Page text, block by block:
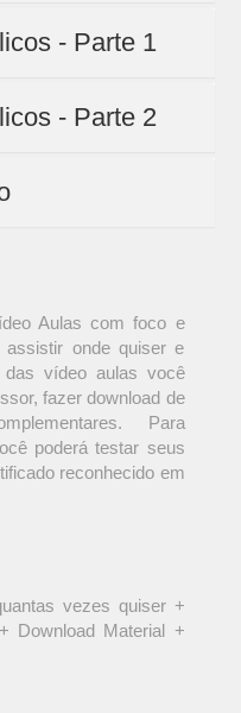
- Parte 1
- Parte 2
Aulas com foco e
assistir onde quiser e
das vídeo aulas você
fazer download de
Para
poderá testar seus
reconhecido em
vezes quiser +
Download Material +